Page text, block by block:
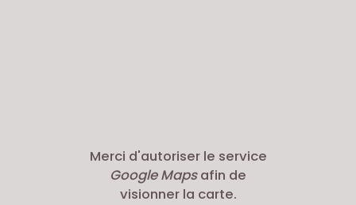
Merci d'autoriser le service
Google Mapsafin de
visionner la carte.